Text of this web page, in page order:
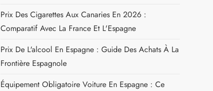
Prix Des Cigarettes Aux Canaries En 2026 :
Comparatif Avec La France Et L'Espagne
Prix De L'alcool En Espagne : Guide Des Achats À La
Frontière Espagnole
Équipement Obligatoire Voiture En Espagne : Ce